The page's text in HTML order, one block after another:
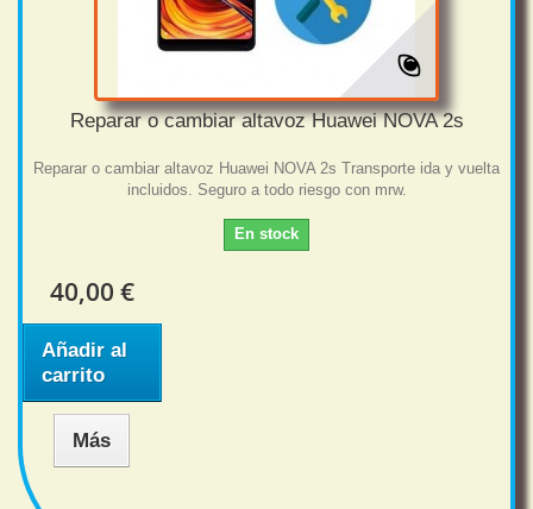
Reparar o cambiar altavoz Huawei NOVA 2s
Reparar o cambiar altavoz Huawei NOVA 2s Transporte ida y vuelta
incluidos. Seguro a todo riesgo con mrw.
En stock
40,00 €
Añadir al
carrito
Más